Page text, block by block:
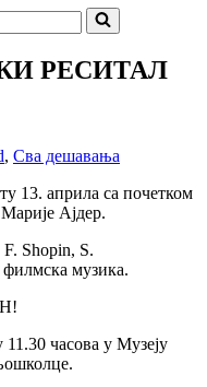
РЕСИТАЛ
, Сва дешавања
13. априла са почетком
Ајдер.
Shopin, S.
музика.
часова у Музеју